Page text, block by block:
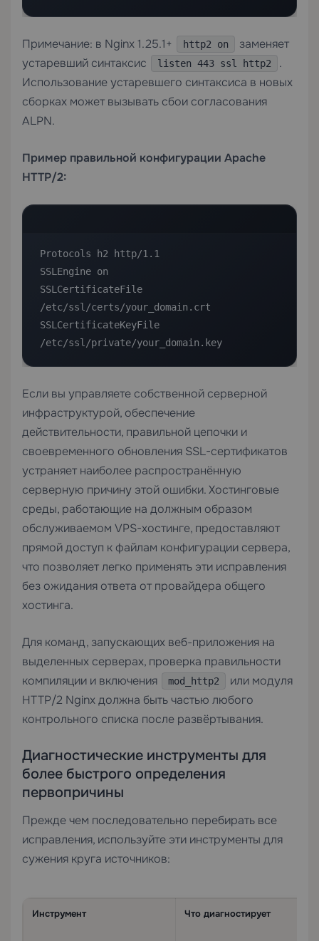
Примечание: в Nginx 1.25.1+ http2 on
заменяет
устаревший синтаксис
listen 443 ssl http2
.
Использование устаревшего синтаксиса в новых
сборках может вызывать сбои согласования
ALPN.
Пример правильной конфигурации Apache
HTTP/2:
Protocols h2 http/1.1
SSLEngine on
SSLCertificateFile
/etc/ssl/certs/your_domain.crt
SSLCertificateKeyFile
/etc/ssl/private/your_domain.key
Если вы управляете собственной серверной
инфраструктурой, обеспечение
действительности, правильной цепочки и
своевременного обновления SSL-сертификатов
устраняет наиболее распространённую
серверную причину этой ошибки. Хостинговые
среды, работающие на должным образом
обслуживаемом VPS-хостинге, предоставляют
прямой доступ к файлам конфигурации сервера,
что позволяет легко применять эти исправления
без ожидания ответа от провайдера общего
хостинга.
Для команд, запускающих веб-приложения на
выделенных серверах, проверка правильности
компиляции и включения
mod_http2
или модуля
HTTP/2 Nginx должна быть частью любого
контрольного списка после развёртывания.
Диагностические инструменты для
более быстрого определения
первопричины
Прежде чем последовательно перебирать все
исправления, используйте эти инструменты для
сужения круга источников:
Инструмент Что диагностирует